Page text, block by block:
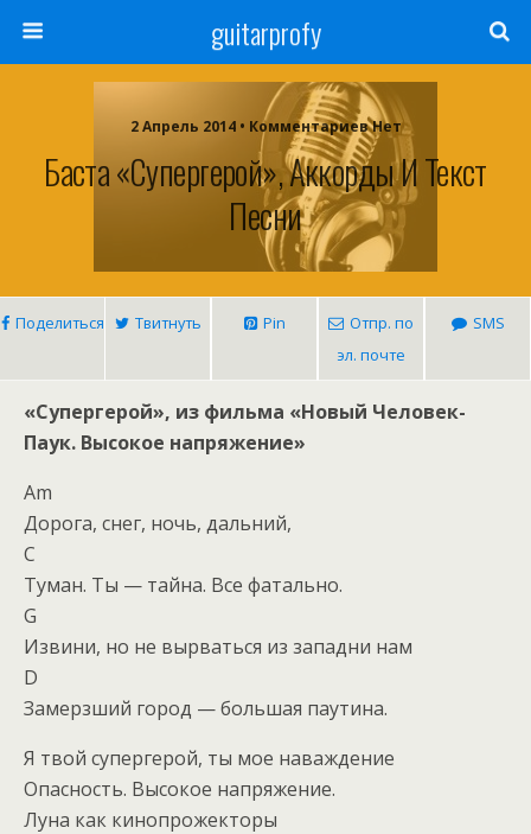
guitarprofy
2 Апрель 2014 • Комментариев Нет
Баста «Супергерой», Аккорды И Текст
Песни
Поделиться Твитнуть Pin
Отпр. по
эл. почте
SMS
«Супергерой», из фильма «Новый Человек-
Паук. Высокое напряжение»
Am
Дорога, снег, ночь, дальний,
C
Туман. Ты — тайна. Все фатально.
G
Извини, но не вырваться из западни нам
D
Замерзший город — большая паутина.
Я твой супергерой, ты мое наваждение
Опасность. Высокое напряжение.
Луна как кинопрожекторы